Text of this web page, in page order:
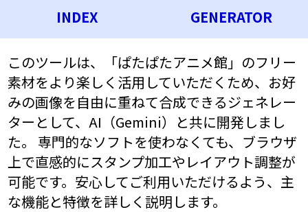
INDEX GENERATOR
このツールは、「ぱたぱたアニメ館」のフリー
素材をより楽しく活用していただくため、お好
みの画像を自由に重ねて合成できるジェネレー
ターとして、AI（Gemini）と共に開発しまし
た。 専門的なソフトを使わなくても、ブラウザ
上で直感的にスタンプ加工やレイアウト調整が
可能です。安心してご利用いただけるよう、主
な機能と特徴を詳しく説明します。